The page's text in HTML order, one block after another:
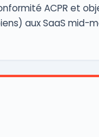
ACPR et
aux SaaS mid-